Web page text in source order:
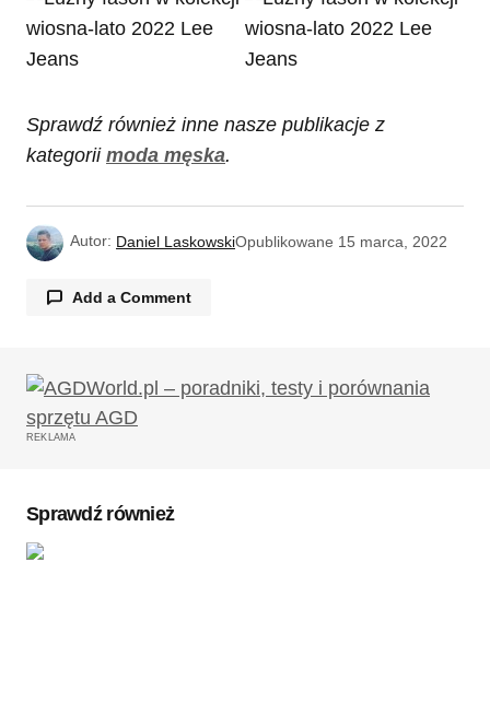
Sprawdź również inne nasze publikacje z
kategorii moda męska.
Autor: Daniel LaskowskiOpublikowane 15 marca, 2022
Add a Comment
Twój adres email nie zostanie opublikowany.
Wymagane pola są oznaczone
REKLAMA
Sprawdź również